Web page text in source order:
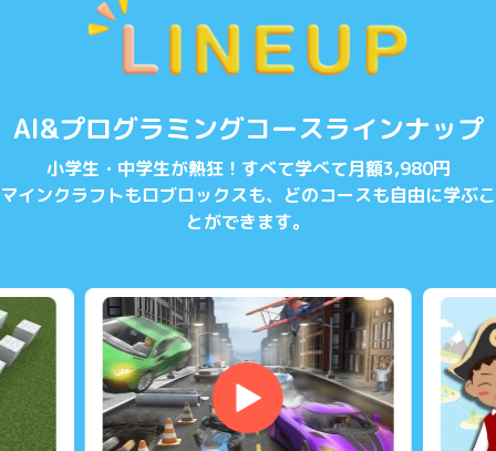
AI&プログラミングコースラインナップ
小学生・中学生が熱狂！すべて学べて月額3,980円
マインクラフトもロブロックスも、どのコースも自由に学ぶこ
とができます。
▶